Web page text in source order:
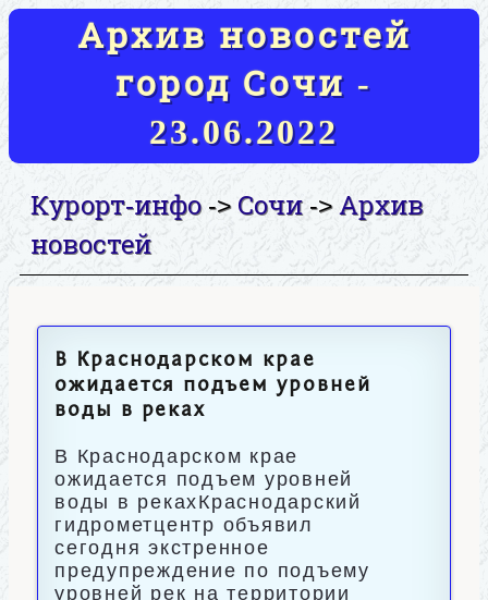
Архив новостей
город Сочи -
23.06.2022
Курорт-инфо-> Сочи->Архив
новостей
В Краснодарском крае
ожидается подъем уровней
воды в реках
В Краснодарском крае
ожидается подъем уровней
воды в рекахКраснодарский
гидрометцентр объявил
сегодня экстренное
предупреждение по подъему
уровней рек на территории